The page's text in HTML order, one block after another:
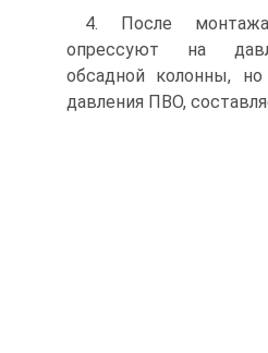
4. После
опрессуют на
обсадной колонны,
давления ПВО,